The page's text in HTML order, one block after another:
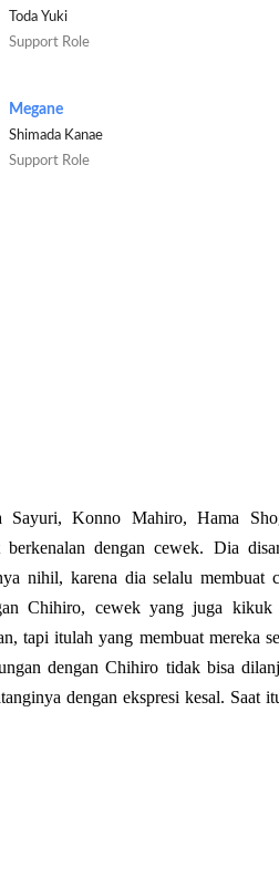
Toda Yuki
Support Role
Megane
Shimada Kanae
Support Role
Sayuri, Konno Mahiro, Hama
dengan cewek. Dia
nihil, karena dia selalu membuat
Chihiro, cewek yang juga kikuk
tapi itulah yang membuat mereka
dengan Chihiro tidak bisa
dengan ekspresi kesal. Saat